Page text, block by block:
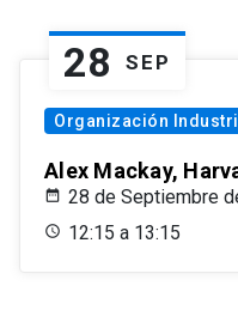
28 SEP
Organización
Alex Mackay,
28 de Septiembre
12:15 a 13:15